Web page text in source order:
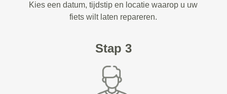
Kies een datum, tijdstip en locatie waarop u uw
fiets wilt laten repareren.
Stap 3